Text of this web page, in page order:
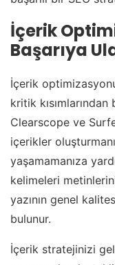
İçerik
Başarıya
İçerik
kritik
Clearscope ve
içerikler
yaşamamanıza
kelimeleri
yazının genel
bulunur.
İçerik stratejinizi